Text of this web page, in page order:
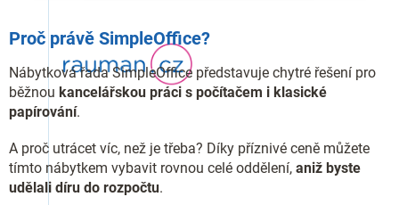
Proč právě SimpleOffice?
Nábytková řada SimpleOffice představuje chytré řešení pro
běžnou kancelářskou práci s počítačem i klasické
papírování.
A proč utrácet víc, než je třeba? Díky příznivé ceně můžete
tímto nábytkem vybavit rovnou celé oddělení, aniž byste
udělali díru do rozpočtu.